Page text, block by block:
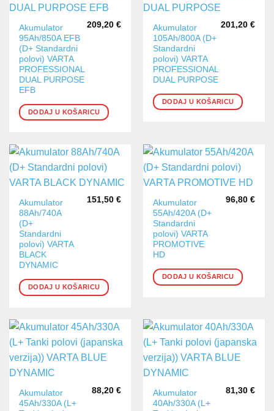
Akumulator
95Ah/850A EFB
(D+ Standardni
polovi) VARTA
PROFESSIONAL
DUAL PURPOSE
EFB
209,20 €
DODAJ U KOŠARICU
Akumulator
105Ah/800A (D+
Standardni
polovi) VARTA
PROFESSIONAL
DUAL PURPOSE
201,20 €
DODAJ U KOŠARICU
Akumulator
88Ah/740A
(D+
Standardni
polovi) VARTA
BLACK
DYNAMIC
151,50 €
DODAJ U KOŠARICU
Akumulator
55Ah/420A (D+
Standardni
polovi) VARTA
PROMOTIVE
HD
96,80 €
DODAJ U KOŠARICU
Akumulator
45Ah/330A (L+
88,20 €
Akumulator
40Ah/330A (L+
81,30 €